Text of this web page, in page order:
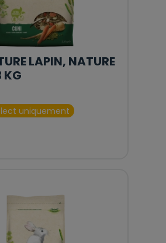
LAPIN, NATURE
KG
uniquement